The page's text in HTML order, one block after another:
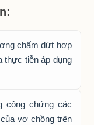
chấm dứt hợp
thực tiễn áp dụng
công chứng các
vợ chồng trên